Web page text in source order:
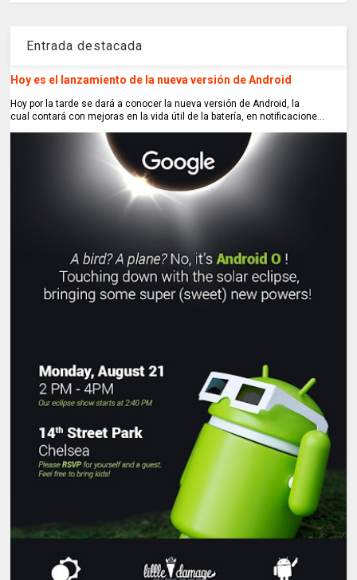
Entrada destacada
Hoy es el lanzamiento de la nueva versión de Android
Hoy por la tarde se dará a conocer la nueva versión de Android, la
cual contará con mejoras en la vida útil de la batería, en notificacione...